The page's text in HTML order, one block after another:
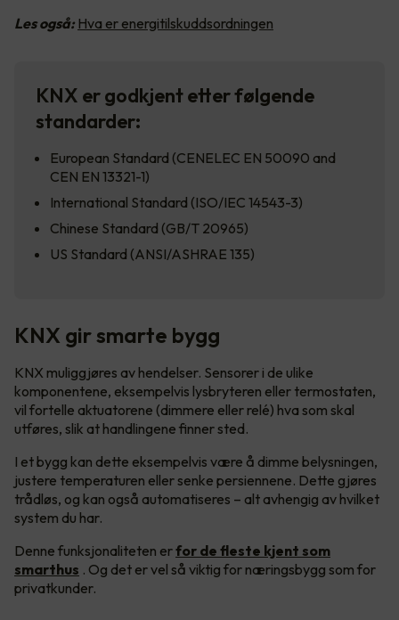
Les også: Hva er energitilskuddsordningen
KNX er godkjent etter følgende
standarder:
European Standard (CENELEC EN 50090 and
CEN EN 13321-1)
International Standard (ISO/IEC 14543-3)
Chinese Standard (GB/T 20965)
US Standard (ANSI/ASHRAE 135)
KNX gir smarte bygg
KNX muliggjøres av hendelser. Sensorer i de ulike
komponentene, eksempelvis lysbryteren eller termostaten,
vil fortelle aktuatorene (dimmere eller relé) hva som skal
utføres, slik at handlingene finner sted.
I et bygg kan dette eksempelvis være å dimme belysningen,
justere temperaturen eller senke persiennene. Dette gjøres
trådløs, og kan også automatiseres – alt avhengig av hvilket
system du har.
Denne funksjonaliteten erfor de fleste kjent som
smarthus . Og det er vel så viktig for næringsbygg som for
privatkunder.